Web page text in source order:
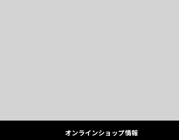
オンラインショップ情報